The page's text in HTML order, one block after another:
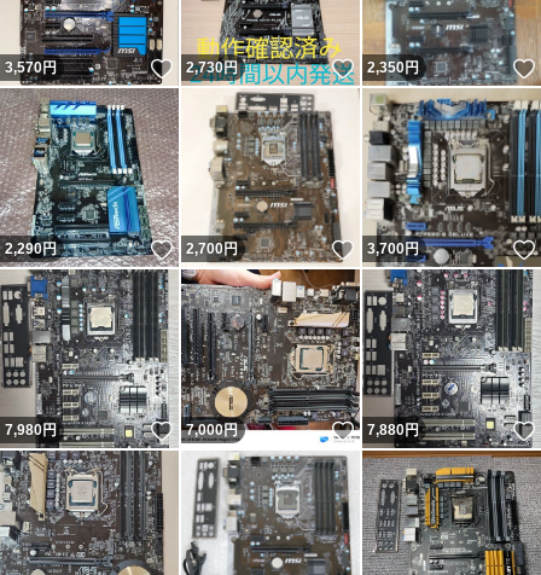
3,570円 いいね！
2,730円 いいね！
2,350円
2,290円 いいね！
2,700円 いいね！
3,700円
7,980円 いいね！
7,000円 いいね！
7,880円